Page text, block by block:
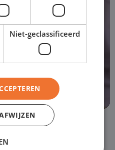
prijs van
Niet-geclassificeerd